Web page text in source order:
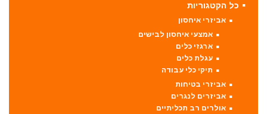
כל הקטגוריות
אביזרי איחסון
אמצעי איחסון לבישים
ארגזי כלים
עגלת כלים
תיקי כלי עבודה
אביזרי בטיחות
אביזרים לנגרים
אולרים רב תכליתיים